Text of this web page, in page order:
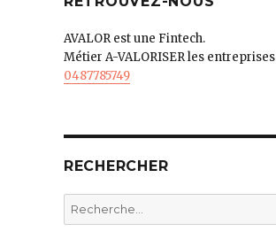
AVALOR est une Fintech.
Métier A-VALORISER les entreprises
0487785749
RECHERCHER
Recherche
pour